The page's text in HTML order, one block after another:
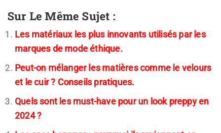
Sur Le Même Sujet :
Les matériaux les plus innovants utilisés par les
marques de mode éthique.
Peut-on mélanger les matières comme le velours
et le cuir ? Conseils pratiques.
Quels sont les must-have pour un look preppy en
2024 ?